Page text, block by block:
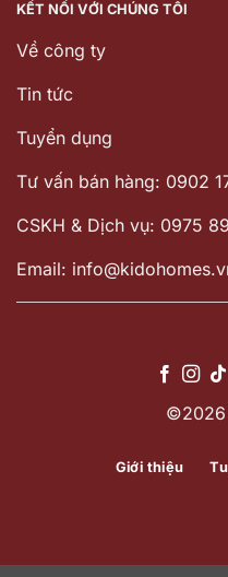
KẾT NỐI VỚI CHÚNG TÔI
Về công ty
Tin tức
Tuyển dụng
Tư vấn bán hàng: 0902
CSKH & Dịch vụ: 0975
Email:
©2026
Giới thiệu